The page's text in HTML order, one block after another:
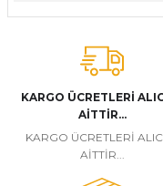
KARGO ÜCRETLERİ
AİTTİR...
KARGO ÜCRETLERİ
AİTTİR...